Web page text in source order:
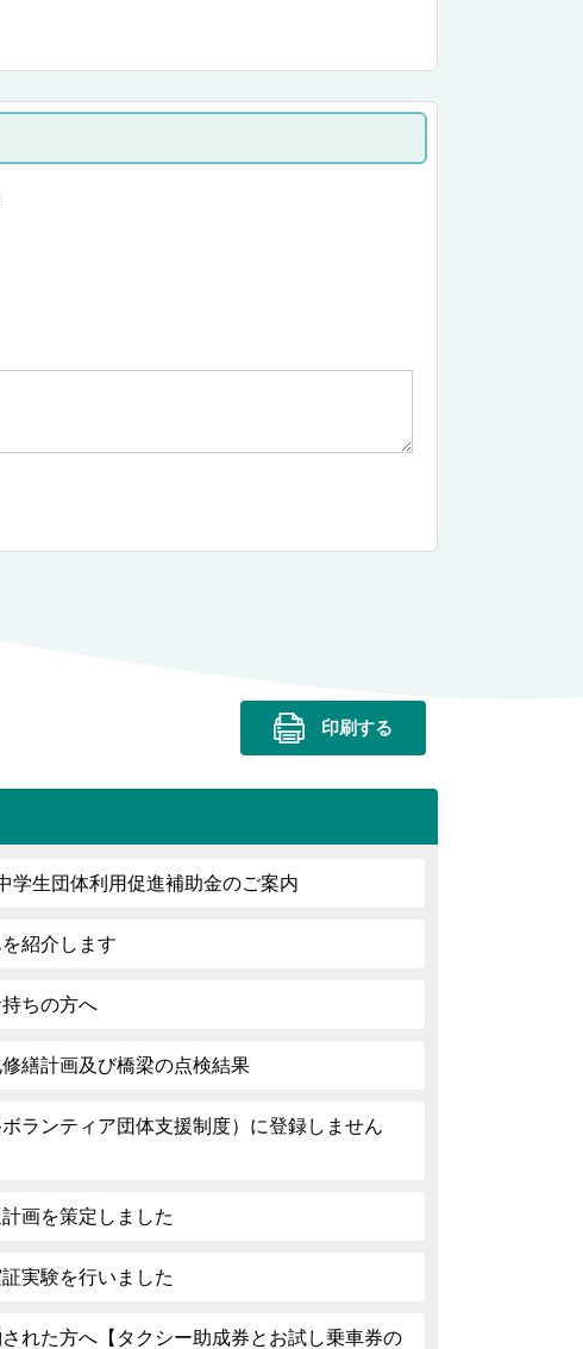
印刷する
学生団体利用促進補助金のご案内
紹介します
ちの方へ
繕計画及び橋梁の点検結果
ランティア団体支援制度）に登録しません
画を策定しました
実験を行いました
れた方へ【タクシー助成券とお試し乗車券の